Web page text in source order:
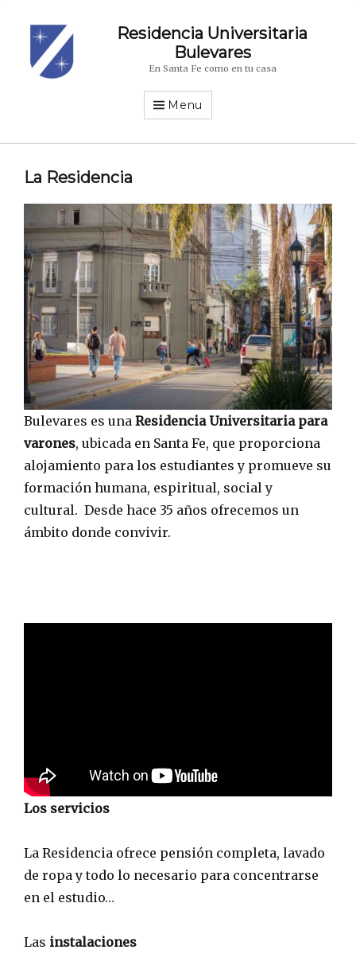
Residencia Universitaria
Bulevares
En Santa Fe como en tu casa
Menu
La Residencia
Bulevares es una Residencia Universitaria para
varones, ubicada en Santa Fe, que proporciona
alojamiento para los estudiantes y promueve su
formación humana, espiritual, social y
cultural. Desde hace 35 años ofrecemos un
ámbito donde convivir.
Los servicios
La Residencia ofrece pensión completa, lavado
de ropa y todo lo necesario para concentrarse
en el estudio…
Las instalaciones